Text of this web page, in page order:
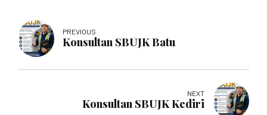
PREVIOUS
Konsultan SBUJK Batu
NEXT
Konsultan SBUJK Kediri